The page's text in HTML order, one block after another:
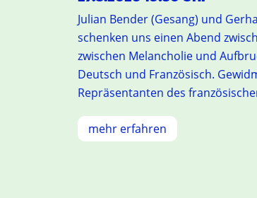
Julian Bender (Gesang) und
schenken uns einen Abend
zwischen Melancholie und
Deutsch und Französisch.
Repräsentanten des
mehr erfahren